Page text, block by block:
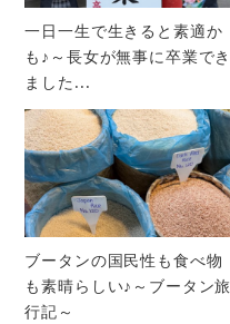
一日一生で生きると素適か
も♪～長女が無事に卒業でき
ました...
ブータンの国民性も食べ物
も素晴らしい♪～ブータン旅
行記～